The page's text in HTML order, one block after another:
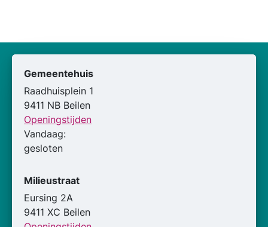
Gemeentehuis
Raadhuisplein 1
9411 NB Beilen
Openingstijden
Vandaag:
gesloten
Milieustraat
Eursing 2A
9411 XC Beilen